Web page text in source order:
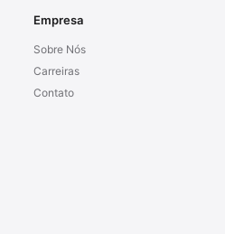
Empresa
Sobre Nós
Carreiras
Contato